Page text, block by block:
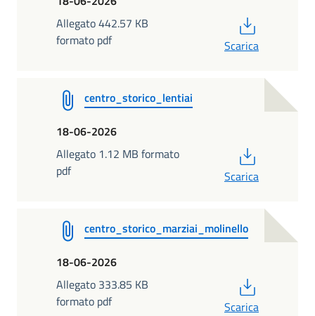
Allegato 442.57 KB
formato pdf
Scarica
centro_storico_lentiai
18-06-2026
Allegato 1.12 MB formato
pdf
Scarica
centro_storico_marziai_molinello
18-06-2026
Allegato 333.85 KB
formato pdf
Scarica